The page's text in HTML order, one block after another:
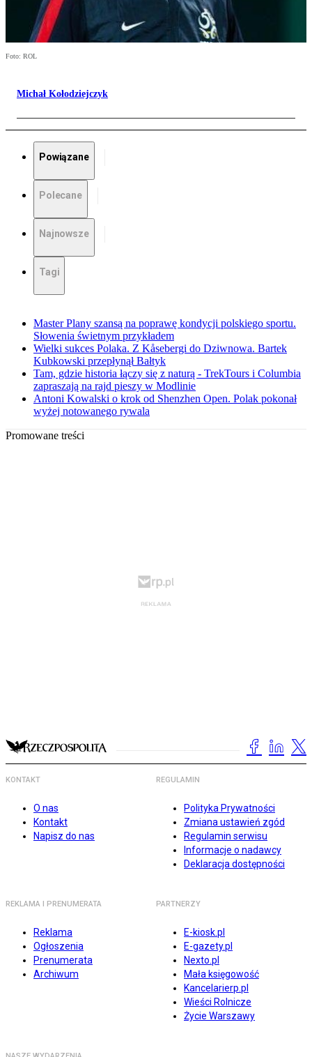
Foto: ROL
Michał Kołodziejczyk
Powiązane
Polecane
Najnowsze
Tagi
Master Plany szansą na poprawę kondycji polskiego sportu.
Słowenia świetnym przykładem
Wielki sukces Polaka. Z Kåsebergi do Dziwnowa. Bartek
Kubkowski przepłynął Bałtyk
Tam, gdzie historia łączy się z naturą - TrekTours i Columbia
zapraszają na rajd pieszy w Modlinie
Antoni Kowalski o krok od Shenzhen Open. Polak pokonał
wyżej notowanego rywala
Promowane treści
KONTAKT
O nas
Kontakt
Napisz do nas
REGULAMIN
Polityka Prywatności
Zmiana ustawień zgód
Regulamin serwisu
Informacje o nadawcy
Deklaracja dostępności
REKLAMA I PRENUMERATA
Reklama
Ogłoszenia
Prenumerata
Archiwum
PARTNERZY
E-kiosk.pl
E-gazety.pl
Nexto.pl
Mała księgowość
Kancelarierp.pl
Wieści Rolnicze
Życie Warszawy